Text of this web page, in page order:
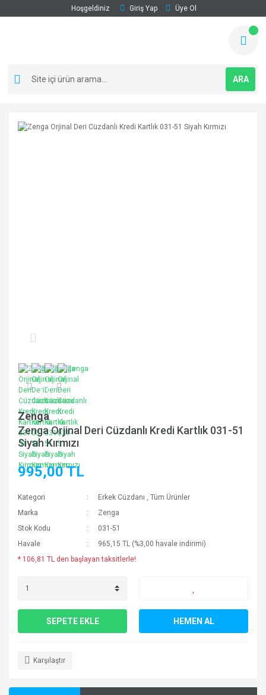
Hoşgeldiniz Giriş Yap Üye Ol
ARA
Zenga
Zenga Orjinal Deri Cüzdanlı Kredi Kartlık 031-51
Siyah Kırmızı
995,00 TL
Kategori Erkek Cüzdanı ,Tüm Ürünler
Marka
Zenga
Stok Kodu
031-51
Havale
965,15 TL (%3,00 havale indirimi)
* 106,81 TL den başlayan taksitlerle!
SEPETE EKLE HEMEN AL
Karşılaştır